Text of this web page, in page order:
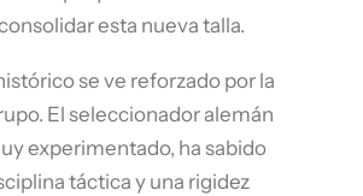
esta nueva talla.
se ve reforzado por la
El seleccionador alemán
experimentado, ha sabido
táctica y una rigidez